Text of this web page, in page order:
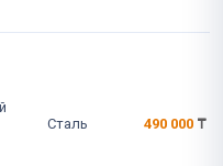
Сталь 490 000 ₸